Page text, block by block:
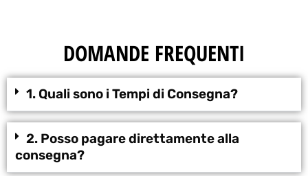
DOMANDE FREQUENTI
1. Quali sono i Tempi di Consegna?
2. Posso pagare direttamente alla
consegna?